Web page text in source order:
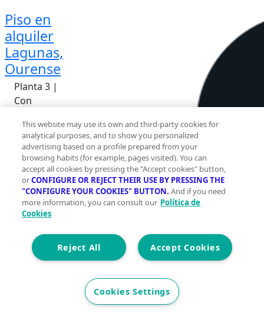
Piso en
alquiler
Lagunas,
Ourense
Planta 3 |
Con
105 m
3
2
This website may use its own and third-party cookies for
analytical purposes, and to show you personalized
advertising based on a profile prepared from your
browsing habits (for example, pages visited). You can
accept all cookies by pressing the "Accept cookies" button,
orCONFIGURE OR REJECT THEIR USE BY PRESSING THE
"CONFIGURE YOUR COOKIES" BUTTON. And if you need
more information, you can consult our Política de
Cookies
Accept Cookies
Reject All
Cookies Settings